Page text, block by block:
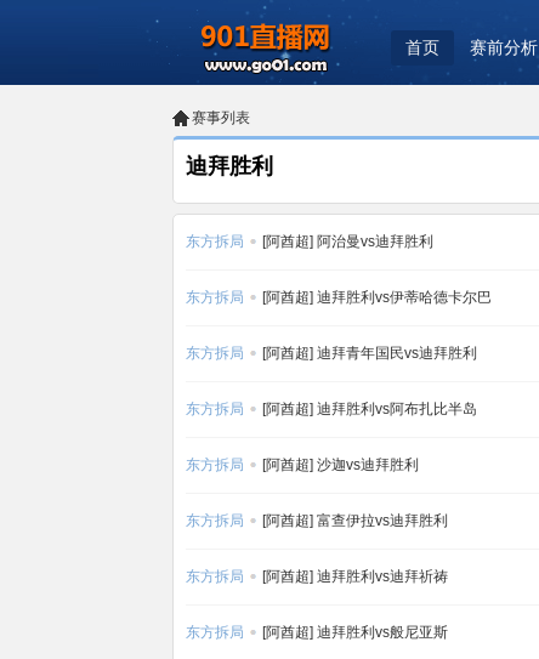
首页 赛前分析
赛事列表
迪拜胜利
东方拆局 [阿酋超] 阿治曼vs迪拜胜利
东方拆局 [阿酋超] 迪拜胜利vs伊蒂哈德卡尔巴
东方拆局 [阿酋超] 迪拜青年国民vs迪拜胜利
东方拆局 [阿酋超] 迪拜胜利vs阿布扎比半岛
东方拆局 [阿酋超] 沙迦vs迪拜胜利
东方拆局 [阿酋超] 富查伊拉vs迪拜胜利
东方拆局 [阿酋超] 迪拜胜利vs迪拜祈祷
东方拆局 [阿酋超] 迪拜胜利vs般尼亚斯